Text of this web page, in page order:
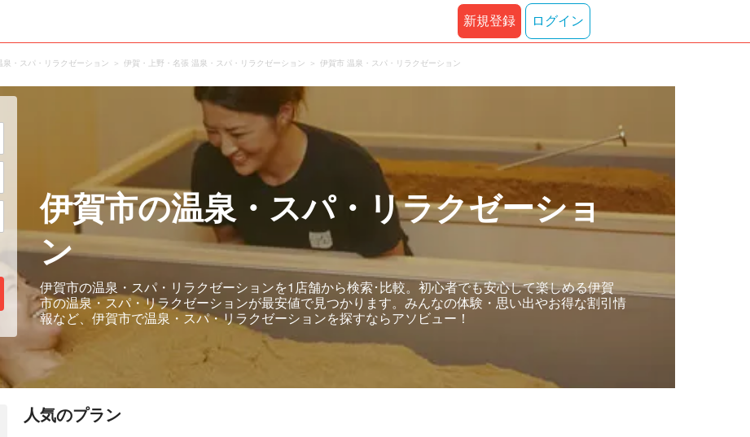
新規登録 ログイン
泉・スパ・リラクゼーション 伊賀・上野・名張 温泉・スパ・リラクゼーション 伊賀市 温泉・スパ・リラクゼーション
伊賀市の温泉・スパ・リラクゼーショ
ン
伊賀市の温泉・スパ・リラクゼーションを1店舗から検索･比較。初心者でも安心して楽しめる伊賀
市の温泉・スパ・リラクゼーションが最安値で見つかります。みんなの体験・思い出やお得な割引情
報など、伊賀市で温泉・スパ・リラクゼーションを探すならアソビュー！
人気のプラン